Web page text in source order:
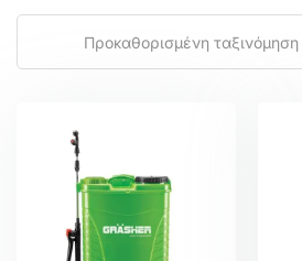
Προκαθορισμένη ταξινόμηση